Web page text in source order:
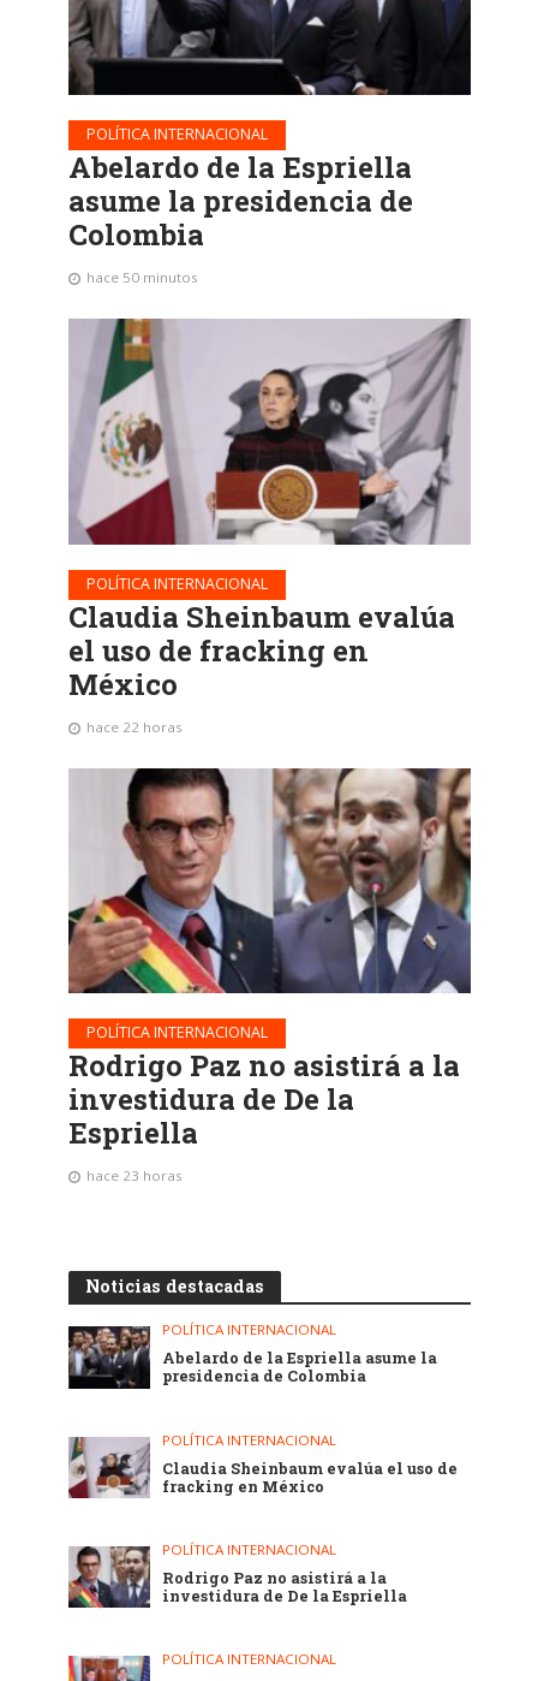
POLÍTICA INTERNACIONAL
Abelardo de la Espriella
asume la presidencia de
Colombia
hace 50 minutos
POLÍTICA INTERNACIONAL
Claudia Sheinbaum evalúa
el uso de fracking en
México
hace 22 horas
POLÍTICA INTERNACIONAL
Rodrigo Paz no asistirá a la
investidura de De la
Espriella
hace 23 horas
Noticias destacadas
POLÍTICA INTERNACIONAL
Abelardo de la Espriella asume la
presidencia de Colombia
POLÍTICA INTERNACIONAL
Claudia Sheinbaum evalúa el uso de
fracking en México
POLÍTICA INTERNACIONAL
Rodrigo Paz no asistirá a la
investidura de De la Espriella
POLÍTICA INTERNACIONAL